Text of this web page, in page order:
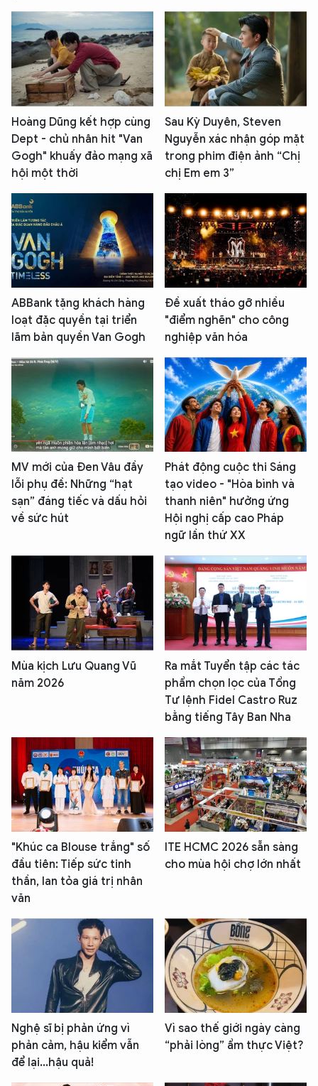
Hoàng Dũng kết hợp cùng
Dept - chủ nhân hit "Van
Gogh" khuấy đảo mạng xã
hội một thời
Sau Kỳ Duyên, Steven
Nguyễn xác nhận góp mặt
trong phim điện ảnh “Chị
chị Em em 3”
ABBank tặng khách hàng
loạt đặc quyền tại triển
lãm bản quyền Van Gogh
Đề xuất tháo gỡ nhiều
"điểm nghẽn" cho công
nghiệp văn hóa
MV mới của Đen Vâu đầy
lỗi phụ đề: Những “hạt
sạn” đáng tiếc và dấu hỏi
về sức hút
Phát động cuộc thi Sáng
tạo video - "Hòa bình và
thanh niên" hưởng ứng
Hội nghị cấp cao Pháp
ngữ lần thứ XX
Mùa kịch Lưu Quang Vũ
năm 2026
Ra mắt Tuyển tập các tác
phẩm chọn lọc của Tổng
Tư lệnh Fidel Castro Ruz
bằng tiếng Tây Ban Nha
"Khúc ca Blouse trắng" số
đầu tiên: Tiếp sức tinh
thần, lan tỏa giá trị nhân
văn
ITE HCMC 2026 sẵn sàng
cho mùa hội chợ lớn nhất
Nghệ sĩ bị phản ứng vì
phản cảm, hậu kiểm vẫn
để lại...hậu quả!
Vì sao thế giới ngày càng
“phải lòng” ẩm thực Việt?